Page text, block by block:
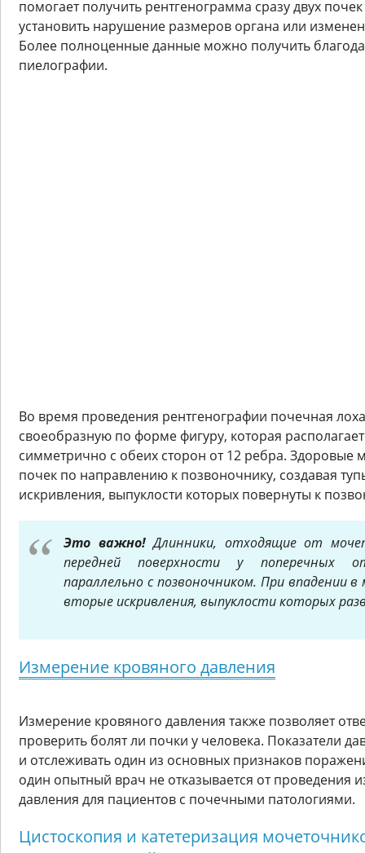
помогает получить рентгенограмма сразу двух
установить нарушение размеров органа или
Более полноценные данные можно получить
пиелографии.
Во время проведения рентгенографии почечная
своеобразную по форме фигуру, которая
симметрично с обеих сторон от 12 ребра. Здоровые
почек по направлению к позвоночнику, создавая
искривления, выпуклости которых повернуты к
Это важно!Длинники, отходящие от
передней поверхности у поперечных
параллельно с позвоночником. При впадении
вторые искривления, выпуклости которых
Измерение кровяного давления
Измерение кровяного давления также позволяет
проверить болят ли почки у человека. Показатели
и отслеживать один из основных признаков
один опытный врач не отказывается от проведения
давления для пациентов с почечными патологиями.
Цистоскопия и катетеризация